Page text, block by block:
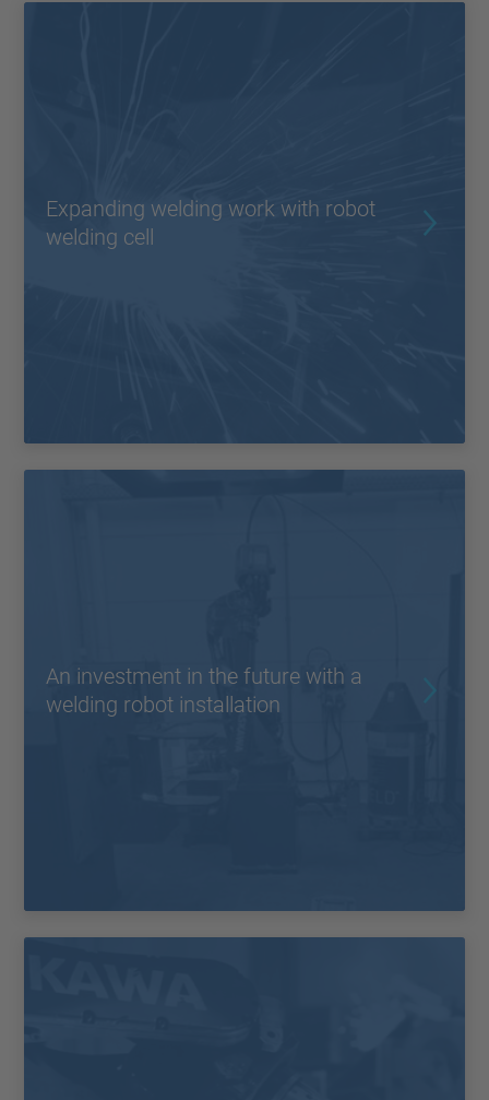
Expanding welding work with robot
welding cell
An investment in the future with a
welding robot installation